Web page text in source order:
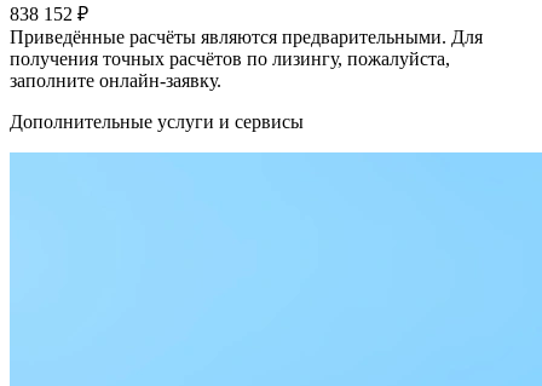
838 152 ₽
Приведённые расчёты являются предварительными. Для
получения точных расчётов по лизингу, пожалуйста,
заполните онлайн-заявку.
Дополнительные услуги и сервисы